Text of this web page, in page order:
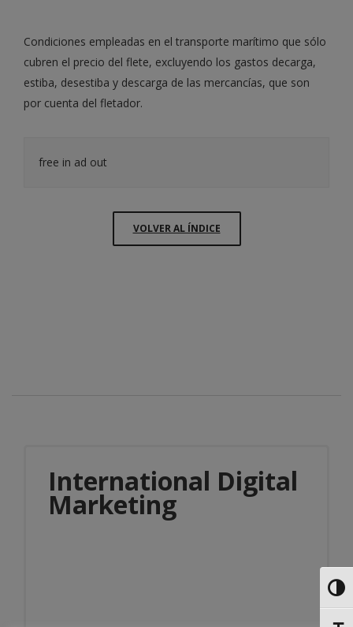
Condiciones empleadas en el transporte marítimo que sólo
cubren el precio del flete, excluyendo los gastos decarga,
estiba, desestiba y descarga de las mercancías, que son
por cuenta del fletador.
free in ad out
VOLVER AL ÍNDICE
International Digital
Marketing